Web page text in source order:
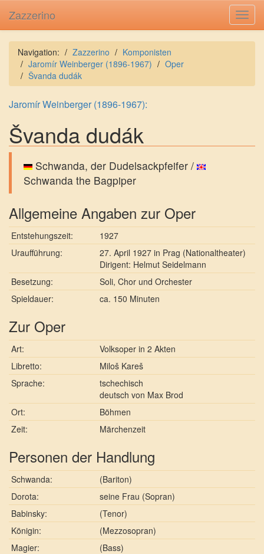
Zazzerino
Navigation: Zazzerino
Komponisten
Jaromír Weinberger (1896-1967)
Oper
Švanda dudák
Jaromír Weinberger (1896-1967):
Švanda dudák
Schwanda, der Dudelsackpfeifer /
Schwanda the Bagpiper
Allgemeine Angaben zur Oper
Entstehungszeit:
1927
Uraufführung:
27. April 1927 in Prag (Nationaltheater)
Dirigent: Helmut Seidelmann
Besetzung:
Soli, Chor und Orchester
Spieldauer:
ca. 150 Minuten
Zur Oper
Art:
Volksoper in 2 Akten
Libretto:
Miloš Kareš
Sprache:
tschechisch
deutsch von Max Brod
Ort:
Böhmen
Zeit:
Märchenzeit
Personen der Handlung
Schwanda:
(Bariton)
Dorota:
seine Frau (Sopran)
Babinsky:
(Tenor)
Königin:
(Mezzosopran)
Magier:
(Bass)